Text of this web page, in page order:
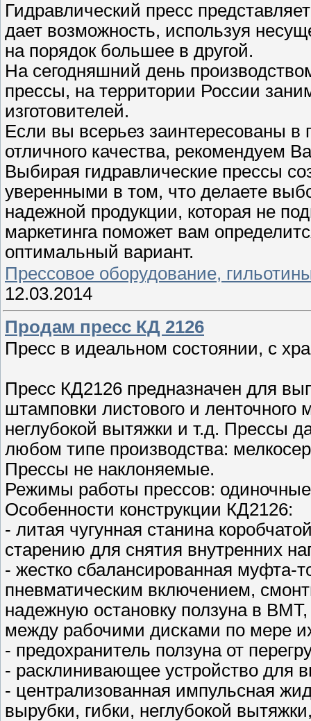
Гидравлический пресс
дает возможность, используя
на порядок большее в другой.
На сегодняшний день
прессы, на территории России
изготовителей.
Если вы всерьез заинтересованы в
отличного качества, рекомендуем
Выбирая гидравлические прессы
уверенными в том, что делаете
надежной продукции, которая не
маркетинга поможет вам
оптимальный вариант.
Прессовое оборудование,
12.03.2014
Продам пресс КД 2126
Пресс в идеальном состоянии, с
Пресс КД2126 предназначен для
штамповки листового и ленточного
неглубокой вытяжки и т.д. Прессы
любом типе производства:
Прессы не наклоняемые.
Режимы работы прессов:
Особенности конструкции КД2126:
- литая чугунная станина
старению для снятия внутренних
- жестко сбалансированная муфта-
пневматическим включением,
надежную остановку ползуна в
между рабочими дисками по мере
- предохранитель ползуна от
- расклинивающее устройство для
- централизованная импульсная
вырубки, гибки, неглубокой